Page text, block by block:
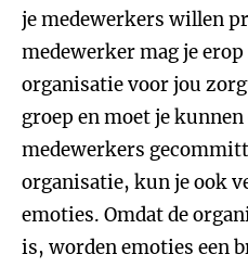
je medewerkers willen
medewerker mag je
organisatie voor jou
groep en moet je
medewerkers
organisatie, kun je ook
emoties. Omdat de
is, worden emoties een